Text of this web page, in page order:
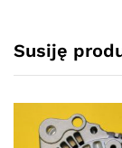
Susiję